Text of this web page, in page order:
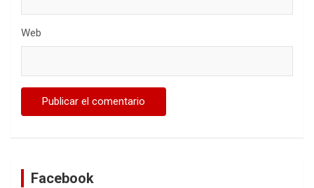
Web
Facebook